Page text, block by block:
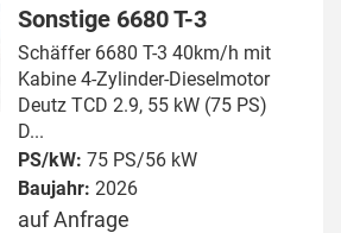
Sonstige 6680 T-3
Schäffer 6680 T-3 40km/h mit
Kabine 4-Zylinder-Dieselmotor
Deutz TCD 2.9, 55 kW (75 PS)
D...
PS/kW: 75 PS/56 kW
Baujahr: 2026
auf Anfrage